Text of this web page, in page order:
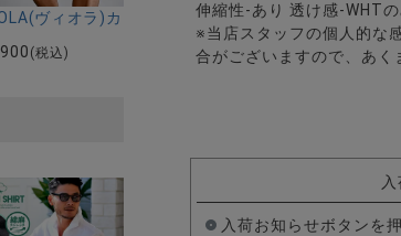
長袖フルジップ/全2色
ルZIP長袖パーカー/全2色
ヴィオラ)カットJQショートパンツ/全2色
(税込)
伸縮性-あり 透け感-WHT
※当店スタッフの個人的な
合がございますので、あく
入荷お知らせボタンを